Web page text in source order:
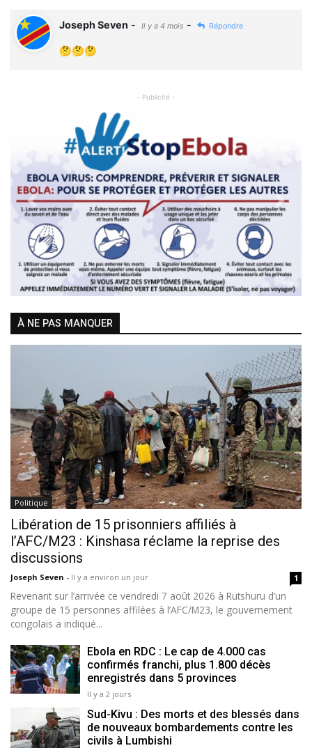
Joseph Seven - Il y a 4 mois - Répondre
🤔🤔🤔
- Publicité -
Previous Next
À NE PAS MANQUER
Politique
Libération de 15 prisonniers affiliés à
l’AFC/M23 : Kinshasa réclame la reprise des
discussions
Joseph Seven - Il y a environ un jour 1
Revenant sur l’arrivée ce vendredi 7 août 2026 à Rutshuru d’un
groupe de 15 personnes affilées à l’AFC/M23, le gouvernement
congolais a indiqué...
Ebola en RDC : Le cap de 4.000 cas
confirmés franchi, plus 1.800 décès
enregistrés dans 5 provinces
Il y a 2 jours
Sud-Kivu : Des morts et des blessés dans
de nouveaux bombardements contre les
civils à Lumbishi